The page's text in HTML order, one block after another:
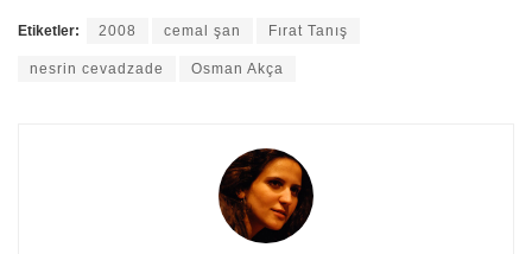
Etiketler: 2008 cemal şan Fırat Tanış
nesrin cevadzade Osman Akça